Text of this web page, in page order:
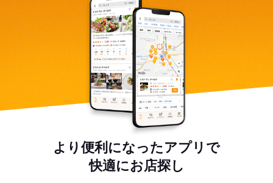
より便利になったアプリで
快適にお店探し